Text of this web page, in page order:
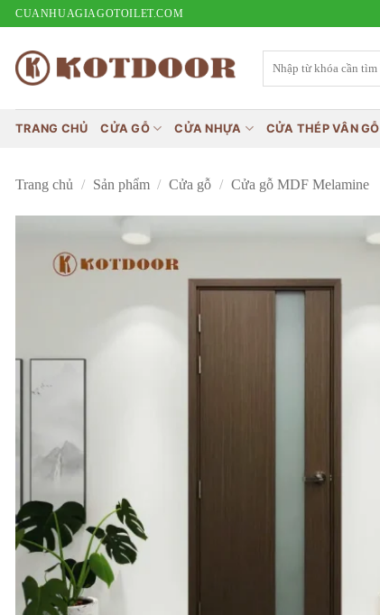
Bỏ
dung
CUANHUAGIAGOTOILET.COM
kiếm:
TRANG CHỦ CỬA GỖ CỬA NHỰA CỬA THÉP VÂN GỖ
Trang chủ / Sản phẩm / Cửa gỗ / Cửa gỗ MDF Melamine